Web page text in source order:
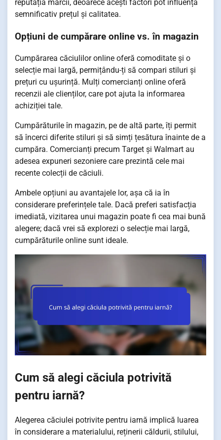
reputația mărcii, deoarece acești factori pot influența
semnificativ prețul și calitatea.
Opțiuni de cumpărare online vs. în magazin
Cumpărarea căciulilor online oferă comoditate și o
selecție mai largă, permițându-ți să compari stiluri și
prețuri cu ușurință. Mulți comercianți online oferă
recenzii ale clienților, care pot ajuta la informarea
achiziției tale.
Cumpărăturile în magazin, pe de altă parte, îți permit
să încerci diferite stiluri și să simți țesătura înainte de a
cumpăra. Comercianți precum Target și Walmart au
adesea expuneri sezoniere care prezintă cele mai
recente colecții de căciuli.
Ambele opțiuni au avantajele lor, așa că ia în
considerare preferințele tale. Dacă preferi satisfacția
imediată, vizitarea unui magazin poate fi cea mai bună
alegere; dacă vrei să explorezi o selecție mai largă,
cumpărăturile online sunt ideale.
Cum să alegi căciula potrivită
pentru iarnă?
Alegerea căciulei potrivite pentru iarnă implică luarea
în considerare a materialului, reținerii căldurii, stilului,